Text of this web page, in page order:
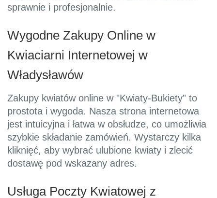
sprawnie i profesjonalnie.
Wygodne Zakupy Online w
Kwiaciarni Internetowej w
Władysławów
Zakupy kwiatów online w "Kwiaty-Bukiety" to
prostota i wygoda. Nasza strona internetowa
jest intuicyjna i łatwa w obsłudze, co umożliwia
szybkie składanie zamówień. Wystarczy kilka
kliknięć, aby wybrać ulubione kwiaty i zlecić
dostawę pod wskazany adres.
Usługa Poczty Kwiatowej z